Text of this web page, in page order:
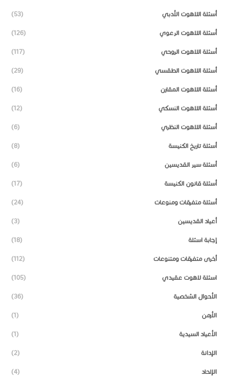
أسئلة اللاهوت الأدبي (53)
أسئلة اللاهوت الرعوي (126)
أسئلة اللاهوت الروحي (117)
أسئلة اللاهوت الطقسي (29)
أسئلة اللاهوت المقارن (16)
أسئلة اللاهوت النسكي (12)
أسئلة اللاهوت النظري (6)
أسئلة تاريخ الكنيسة (8)
أسئلة سير القديسين (6)
أسئلة قانون الكنيسة (17)
أسئلة متفرقات ومنوعات (24)
أعياد القديسين (3)
إجابة اسئلة (18)
أخرى متفرقات ومتنوعات (112)
اسئلة لاهوت عقيدي (105)
الأحوال الشخصية (36)
الأرمن (1)
الأعياد السيدية (1)
الإدانة (2)
الإلحاد (4)